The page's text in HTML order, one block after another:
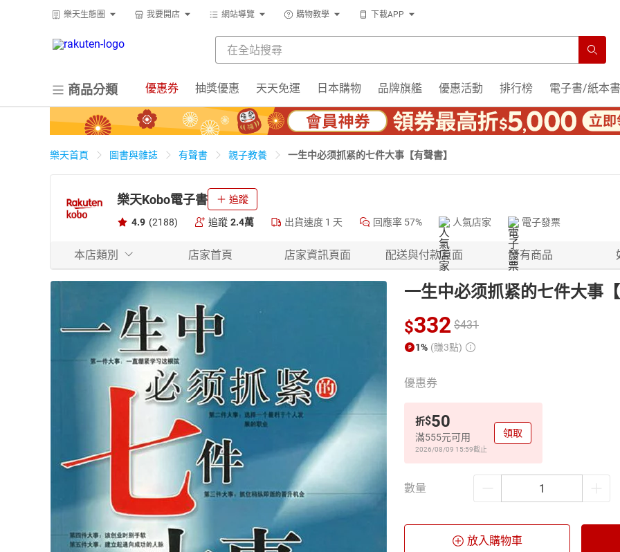
樂天生態圈 我要開店 網站導覽 購物教學 下載APP
商品分類 優惠券 抽獎優惠 天天免運 日本購物 品牌旗艦 優惠活動 排行榜 電子書/紙本書
樂天首頁 圖書與雜誌 有聲書 親子教養 一生中必须抓紧的七件大事【有聲書】
樂天Kobo電子書 追蹤
4.9 (2188) 追蹤 2.4萬 出貨速度 1 天 回應率 57% 人氣店家 電子發票
本店類別 店家首頁 店家資訊頁面 配送與付款頁面 所有商品
一生中必须抓紧的七件大事
$332 $431
1% (賺3點)
優惠券
折$50
滿555元可用
2026/08/09 15:59截止
領取
數量
放入購物車